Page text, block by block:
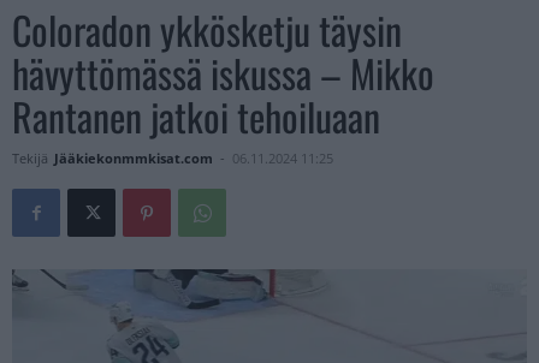
Coloradon ykkösketju täysin
hävyttömässä iskussa – Mikko
Rantanen jatkoi tehoiluaan
Tekijä Jääkiekonmmkisat.com - 06.11.2024 11:25